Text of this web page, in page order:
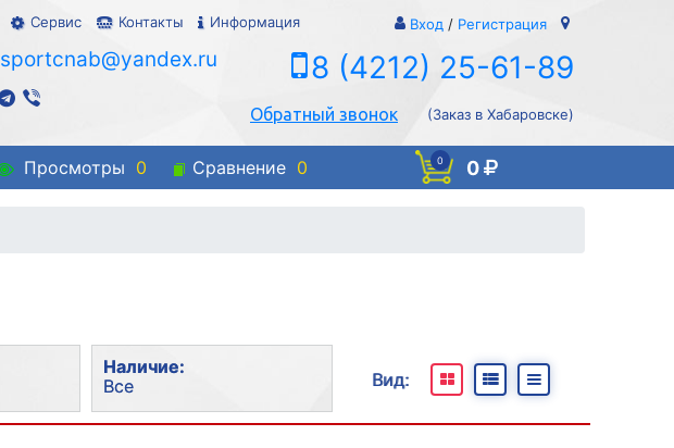
Сервис Контакты Информация Вход / Регистрация
sportcnab@yandex.ru 8 (4212) 25-61-89
Обратный звонок (Заказ в Хабаровске)
Просмотры 0 Сравнение 0 0 0
Наличие:
Все
Вид: